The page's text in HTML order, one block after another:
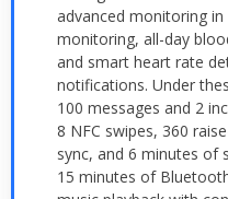
advanced monitoring
monitoring, all-day
and smart heart rate
notifications. Under
100 messages and 2
8 NFC swipes, 360
sync, and 6 minutes of
15 minutes of